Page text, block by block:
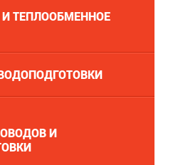
ТЕПЛООБМЕННОЕ
И